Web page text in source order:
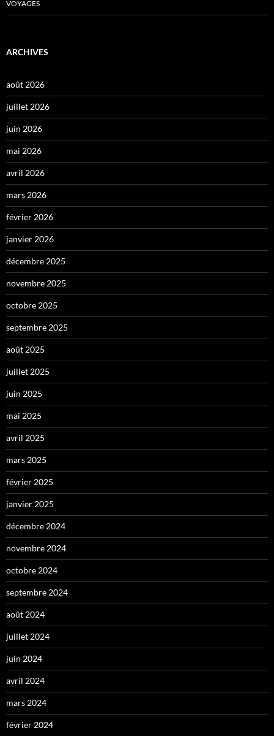
VOYAGES
ARCHIVES
août 2026
juillet 2026
juin 2026
mai 2026
avril 2026
mars 2026
février 2026
janvier 2026
décembre 2025
novembre 2025
octobre 2025
septembre 2025
août 2025
juillet 2025
juin 2025
mai 2025
avril 2025
mars 2025
février 2025
janvier 2025
décembre 2024
novembre 2024
octobre 2024
septembre 2024
août 2024
juillet 2024
juin 2024
avril 2024
mars 2024
février 2024